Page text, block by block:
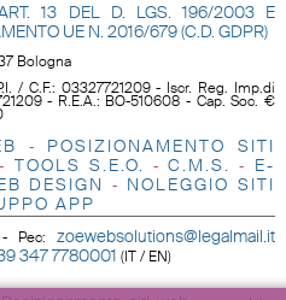
13 DEL D. LGS. 196/2003 E
UE N.2016/679 (C.D. GDPR)
Bologna
/ C.F.: 03327721209 - Iscr. Reg. Imp.di
- R.E.A.: BO-510608 - Cap. Soc. €
- POSIZIONAMENTO SITI
- TOOLS S.E.O. -C.M.S. - E-
DESIGN - NOLEGGIO SITI
APP
Pec:zoewebsolutions@legalmail.it
347 7780001 (IT / EN)